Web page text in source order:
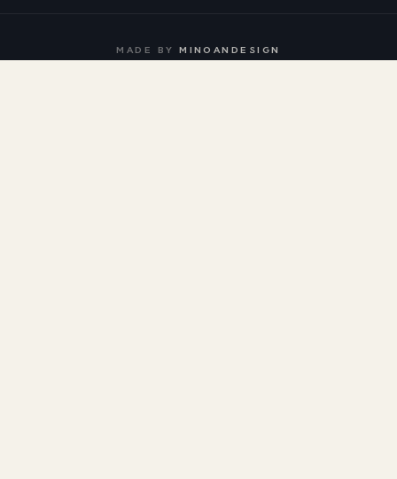
MADE BYMINOANDESIGN